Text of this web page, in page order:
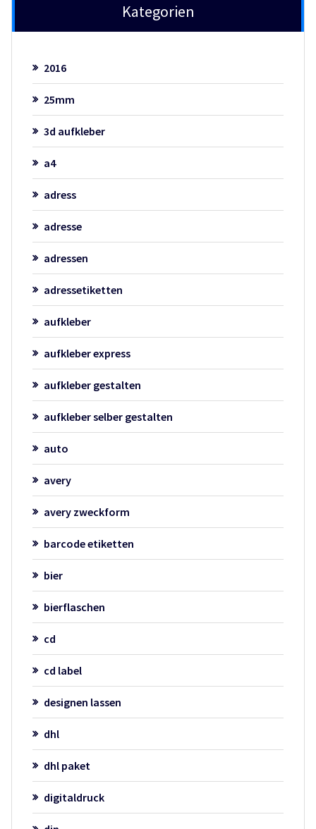
Kategorien
2016
25mm
3d aufkleber
a4
adress
adresse
adressen
adressetiketten
aufkleber
aufkleber express
aufkleber gestalten
aufkleber selber gestalten
auto
avery
avery zweckform
barcode etiketten
bier
bierflaschen
cd
cd label
designen lassen
dhl
dhl paket
digitaldruck